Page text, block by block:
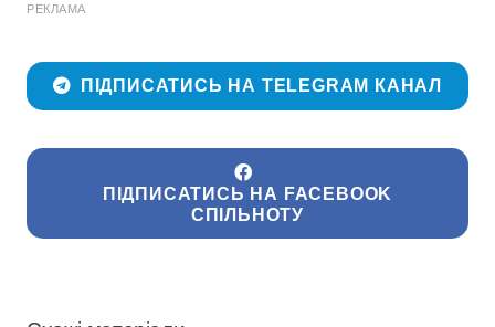
РЕКЛАМА
ПІДПИСАТИСЬ НА TELEGRAM КАНАЛ
ПІДПИСАТИСЬ НА FACEBOOK
СПІЛЬНОТУ